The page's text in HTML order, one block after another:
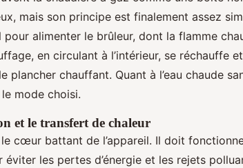
mais son principe est finalement assez
alimenter le brûleur, dont la flamme
en circulant à l’intérieur, se réchauffe
plancher chauffant. Quant à l’eau chaude
mode choisi.
et le transfert de chaleur
cœur battant de l’appareil. Il doit
les pertes d’énergie et les rejets